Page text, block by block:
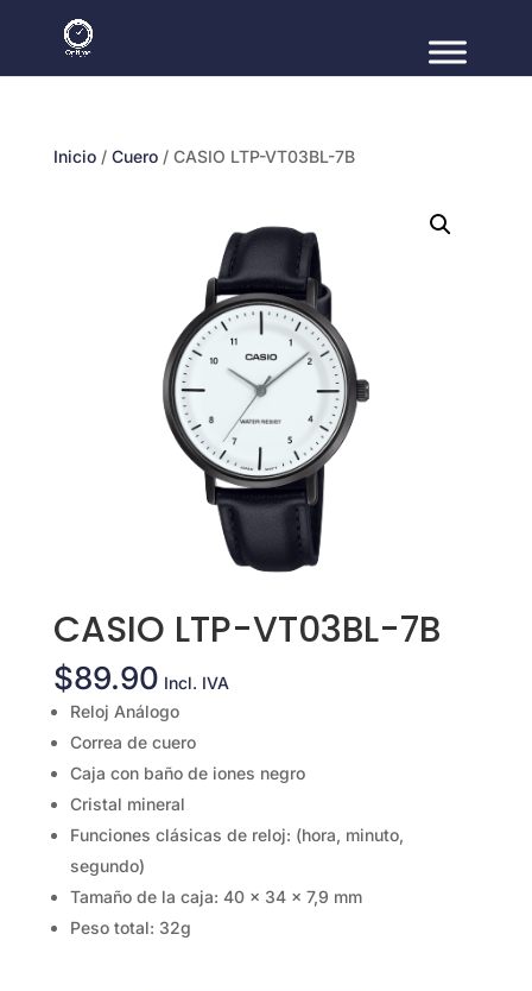
Inicio/ Cuero/ CASIO LTP-VT03BL-7B
CASIO LTP-VT03BL-7B
$89.90 Incl. IVA
Reloj Análogo
Correa de cuero
Caja con baño de iones negro
Cristal mineral
Funciones clásicas de reloj: (hora, minuto,
segundo)
Tamaño de la caja: 40 × 34 × 7,9 mm
Peso total: 32g